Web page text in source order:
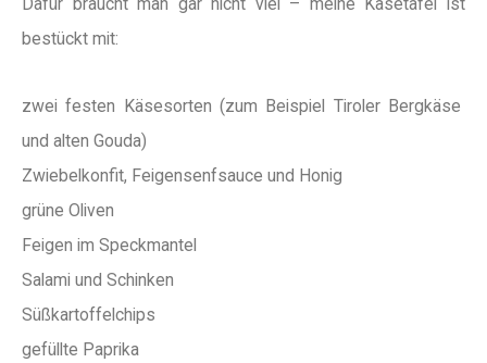
bestückt mit:
zwei festen Käsesorten (zum Beispiel Tiroler Bergkäse
und alten Gouda)
Zwiebelkonfit, Feigensenfsauce und Honig
grüne Oliven
Feigen im Speckmantel
Salami und Schinken
Süßkartoffelchips
gefüllte Paprika